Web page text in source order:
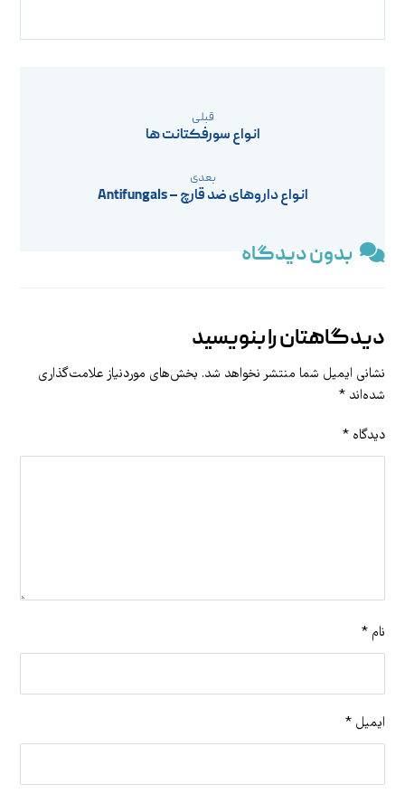
قبلی
انواع سورفکتانت‌ ها
بعدی
انواع داروهای ضد قارچ – Antifungals
بدون دیدگاه
دیدگاهتان را بنویسید
نشانی ایمیل شما منتشر نخواهد شد. بخش‌های موردنیاز علامت‌گذاری
شده‌اند*
دیدگاه*
نام*
ایمیل*